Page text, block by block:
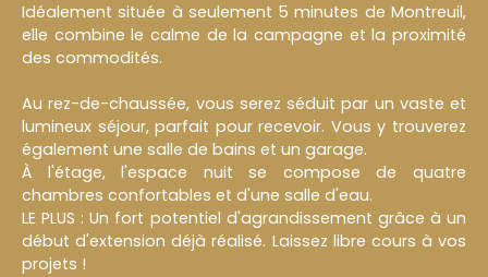
Idéalement située à seulement 5 minutes de Montreuil,
elle combine le calme de la campagne et la proximité
des commodités.
Au rez-de-chaussée, vous serez séduit par un vaste et
lumineux séjour, parfait pour recevoir. Vous y trouverez
également une salle de bains et un garage.
À l'étage, l'espace nuit se compose de quatre
chambres confortables et d'une salle d'eau.
LE PLUS : Un fort potentiel d'agrandissement grâce à un
début d'extension déjà réalisé. Laissez libre cours à vos
projets !